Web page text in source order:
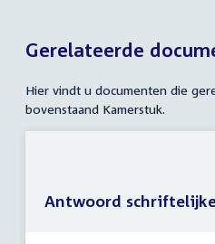
Gerelateerde
Hier vindt u documenten die
bovenstaand Kamerstuk.
Antwoord